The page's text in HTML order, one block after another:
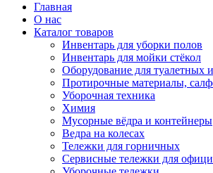
Главная
О нас
Каталог товаров
Инвентарь для уборки полов
Инвентарь для мойки стёкол
Оборудование для туалетных
Протирочные материалы,
Уборочная техника
Химия
Мусорные вёдра и контейнеры
Ведра на колесах
Тележки для горничных
Сервисные тележки для